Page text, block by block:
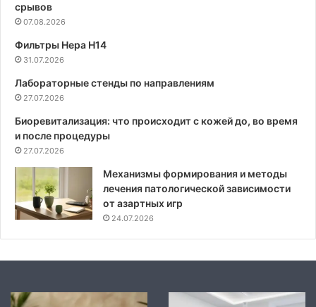
срывов
07.08.2026
Фильтры Hepa Н14
31.07.2026
Лабораторные стенды по направлениям
27.07.2026
Биоревитализация: что происходит с кожей до, во время
и после процедуры
27.07.2026
Механизмы формирования и методы
лечения патологической зависимости
от азартных игр
24.07.2026
Механизмы
Современные